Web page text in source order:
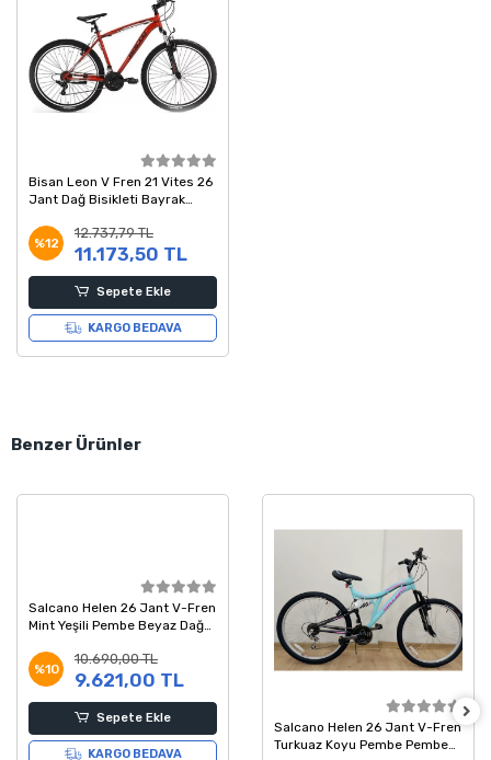
Bisan Leon V Fren 21 Vites 26
Jant Dağ Bisikleti Bayrak
%12
12.737,79 TL
11.173,50 TL
Sepete Ekle
KARGO BEDAVA
Benzer Ürünler
Salcano Helen 26 Jant V-Fren
Mint Yeşili Pembe Beyaz Dağ
%10
10.690,00 TL
9.621,00 TL
Sepete Ekle
KARGO BEDAVA
Salcano Helen 26 Jant V-Fren
Turkuaz Koyu Pembe Pembe